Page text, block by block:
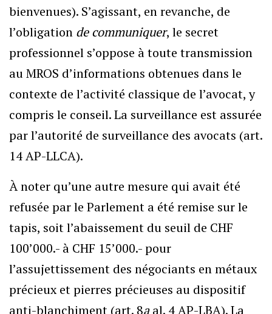
bienvenues). S’agissant, en revanche, de
l’obligation de communiquer, le secret
professionnel s’oppose à toute transmission
au MROS d’informations obtenues dans le
contexte de l’activité classique de l’avocat, y
compris le conseil. La surveillance est assurée
par l’autorité de surveillance des avocats (art.
14 AP-LLCA).
À noter qu’une autre mesure qui avait été
refusée par le Parlement a été remise sur le
tapis, soit l’abaissement du seuil de CHF
100’000.- à CHF 15’000.- pour
l’assujettissement des négociants en métaux
précieux et pierres précieuses au dispositif
anti-blanchiment (art. 8aal. 4 AP-LBA). La